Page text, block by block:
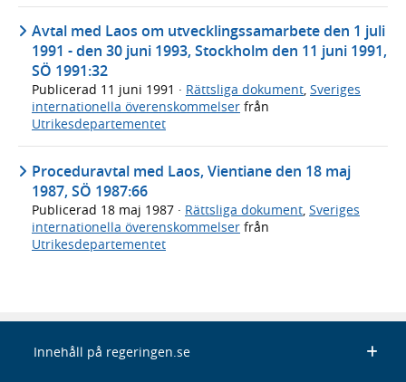
Avtal med Laos om utvecklingssamarbete den 1 juli
1991 - den 30 juni 1993, Stockholm den 11 juni 1991,
SÖ 1991:32
Publicerad 11 juni 1991 · Rättsliga dokument, Sveriges
internationella överenskommelser från
Utrikesdepartementet
Proceduravtal med Laos, Vientiane den 18 maj
1987, SÖ 1987:66
Publicerad 18 maj 1987 · Rättsliga dokument Sveriges
internationella överenskommelser från
Utrikesdepartementet
Innehåll på regeringen.se